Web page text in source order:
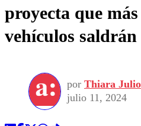
proyecta que
vehículos
por Thiara Julio
julio 11, 2024